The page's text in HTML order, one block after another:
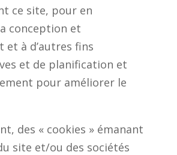
ce site, pour en
conception et
et à d’autres fins
et de planification et
pour améliorer le
des « cookies » émanant
site et/ou des sociétés